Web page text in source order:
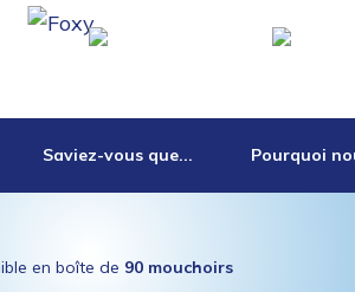
Saviez-vous que... Pourquoi
en boîte de 90 mouchoirs